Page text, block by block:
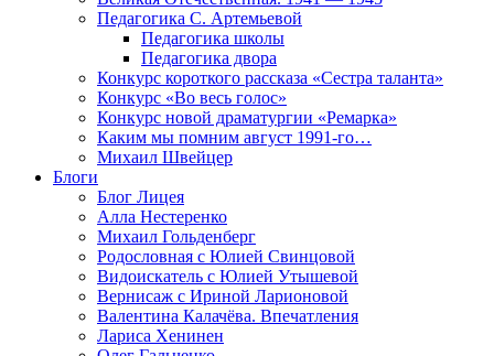
Педагогика С. Артемьевой
Педагогика школы
Педагогика двора
Конкурс короткого рассказа «Сестра таланта»
Конкурс «Во весь голос»
Конкурс новой драматургии «Ремарка»
Каким мы помним август 1991-го…
Михаил Швейцер
Блоги
Блог Лицея
Алла Нестеренко
Михаил Гольденберг
Родословная с Юлией Свинцовой
Видоискатель с Юлией Утышевой
Вернисаж с Ириной Ларионовой
Валентина Калачёва. Впечатления
Лариса Хенинен